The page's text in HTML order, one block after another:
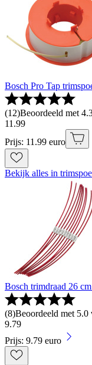
Bosch Pro Tap
(12)Beoordeeld met
11 .99
Prijs: 11.99 euro
Bekijk alles in
Bosch trimdraad 26
(8)Beoordeeld met 5.0
9.79
Prijs: 9.79 euro